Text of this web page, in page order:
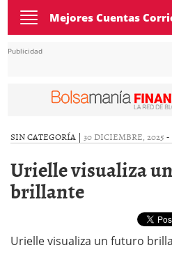
Toggle
navigation
Mejores Cuentas
Publicidad
SIN CATEGORÍA | 30 DICIEMBRE, 2025 -
Urielle visualiza
brillante
Urielle visualiza un futuro